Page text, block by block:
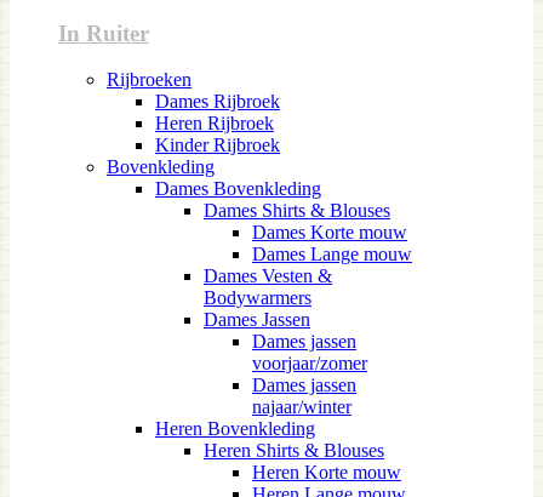
In Ruiter
Rijbroeken
Dames Rijbroek
Heren Rijbroek
Kinder Rijbroek
Bovenkleding
Dames Bovenkleding
Dames Shirts & Blouses
Dames Korte mouw
Dames Lange mouw
Dames Vesten &
Bodywarmers
Dames Jassen
Dames jassen
voorjaar/zomer
Dames jassen
najaar/winter
Heren Bovenkleding
Heren Shirts & Blouses
Heren Korte mouw